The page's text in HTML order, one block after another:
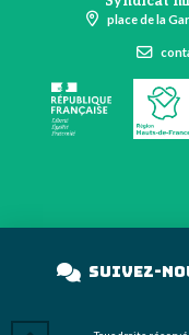
place de la
Suivez-